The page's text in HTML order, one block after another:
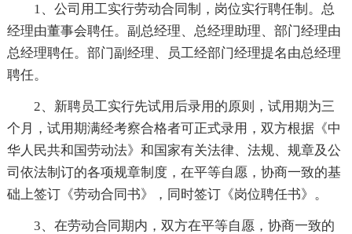
1、公司用工实行劳动合同制，岗位实行聘任制。总
经理由董事会聘任。副总经理、总经理助理、部门经理由
总经理聘任。部门副经理、员工经部门经理提名由总经理
聘任。
2、新聘员工实行先试用后录用的原则，试用期为三
个月，试用期满经考察合格者可正式录用，双方根据《中
华人民共和国劳动法》和国家有关法律、法规、规章及公
司依法制订的各项规章制度，在平等自愿，协商一致的基
础上签订《劳动合同书》，同时签订《岗位聘任书》。
3、在劳动合同期内，双方在平等自愿，协商一致的